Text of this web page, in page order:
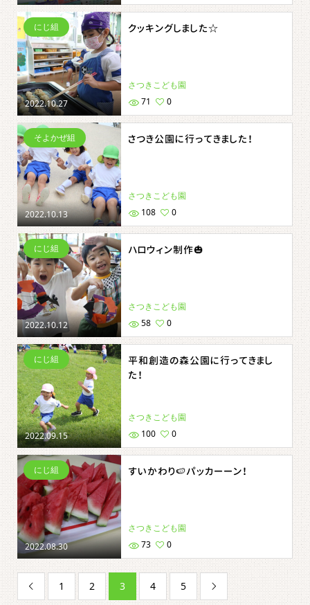
2022.10.27
にじ組 クッキングしました☆
さつきこども園
71
0
2022.10.13
そよかぜ組 さつき公園に行ってきました！
さつきこども園
108
0
2022.10.12
にじ組 ハロウィン制作🎃
さつきこども園
58
0
2022.09.15
にじ組
平和創造の森公園に行ってきまし
た！
さつきこども園
100
0
2022.08.30
にじ組 すいかわり🍉パッカーーン！
さつきこども園
73
0
 1 2 3 4 5 